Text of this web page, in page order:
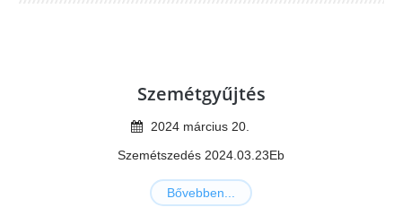
Szemétgyűjtés
2024 március 20
Szemétszedés 2024.03.23Eb
Bővebben...